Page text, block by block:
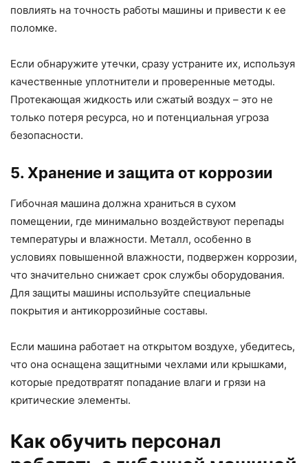
повлиять на точность работы машины и привести к ее
поломке.
Если обнаружите утечки, сразу устраните их, используя
качественные уплотнители и проверенные методы.
Протекающая жидкость или сжатый воздух – это не
только потеря ресурса, но и потенциальная угроза
безопасности.
5. Хранение и защита от коррозии
Гибочная машина должна храниться в сухом
помещении, где минимально воздействуют перепады
температуры и влажности. Металл, особенно в
условиях повышенной влажности, подвержен коррозии,
что значительно снижает срок службы оборудования.
Для защиты машины используйте специальные
покрытия и антикоррозийные составы.
Если машина работает на открытом воздухе, убедитесь,
что она оснащена защитными чехлами или крышками,
которые предотвратят попадание влаги и грязи на
критические элементы.
Как обучить персонал